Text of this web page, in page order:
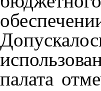
палата